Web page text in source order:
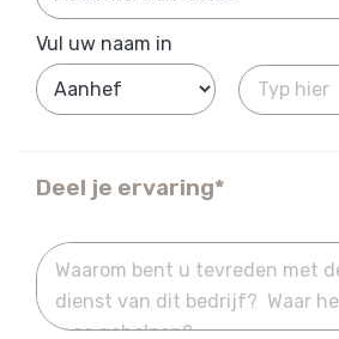
Vul uw naam in
Deel je ervaring*